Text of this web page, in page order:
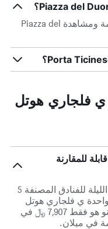
ي فلجاري هوتل ميلانو مكان جيد للأقامة ومشاهدة Piazza del
ي فلجاري هوتل
للمقارنة
هناك فرق يبلغ 274% في متوسط ​​سعر الليلة للفنادق المصنفة 5
ي فلجاري هوتل
ميلانو. السعر في ي فلجاري هوتل ميلانو هو فقط 7,907 ﷼ في
في ميلان.